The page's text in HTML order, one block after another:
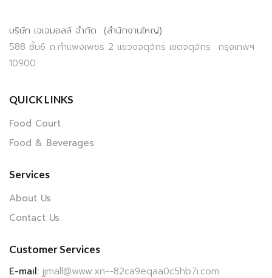
บริษัท เจเจมอลล์ จำกัด (สำนักงานใหญ่)
588 ชั้น6 ถ.กำแพงเพชร 2 แขวงจตุจักร เขตจตุจักร กรุงเทพฯ
10900
QUICK LINKS
Food Court
Food & Beverages
Services
About Us
Contact Us
Customer Services
E-mail: jjmall@www.xn--82ca9eqaa0c5hb7i.com